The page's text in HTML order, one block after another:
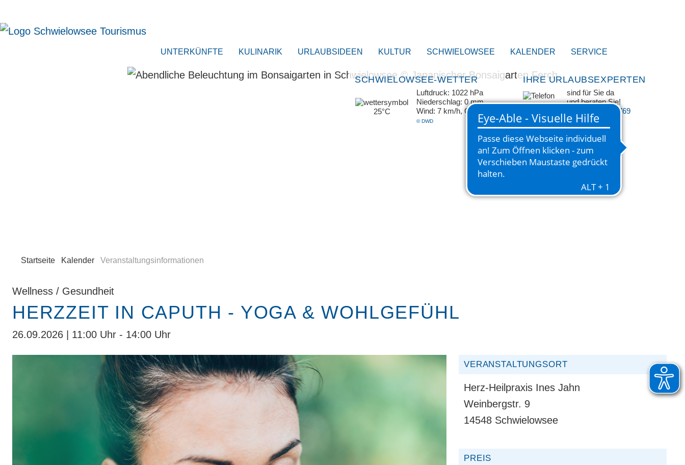
UNTERKÜNFTE KULINARIK URLAUBSIDEEN KULTUR SCHWIELOWSEE KALENDER SERVICE
SCHWIELOWSEE-WETTER
25°C
Luftdruck: 1022 hPa
Niederschlag: 0 mm
Wind: 7 km/h, ONO
© DWD
IHRE URLAUBSEXPERTEN
sind für Sie da
und beraten Sie!
+49 33209 769 769
Startseite Kalender Veranstaltungsinformationen
Wellness / Gesundheit
HERZZEIT IN CAPUTH - YOGA & WOHLGEFÜHL
26.09.2026 | 11:00 Uhr - 14:00 Uhr
VERANSTALTUNGSORT
Herz-Heilpraxis Ines Jahn
Weinbergstr. 9
14548 Schwielowsee
PREIS